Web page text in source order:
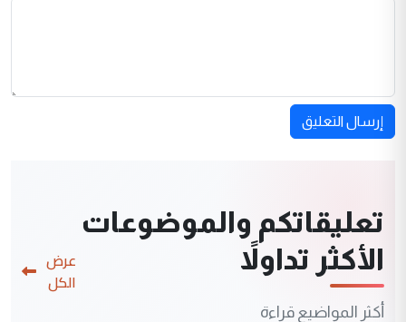
إرسال التعليق
تعليقاتكم والموضوعات
الأكثر تداولاً
أكثر المواضيع قراءة
عرض
الكل